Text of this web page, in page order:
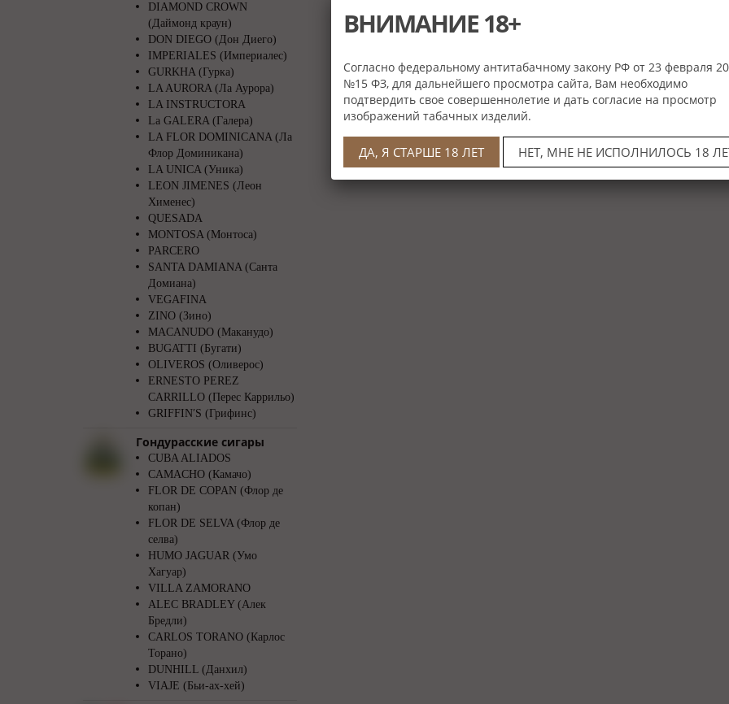
DIAMOND CROWN
(Даймонд краун)
DON DIEGO (Дон Диего)
IMPERIALES (Империалес)
GURKHA (Гурка)
LA AURORA (Ла Аурора)
LA INSTRUCTORA
La GALERA (Галера)
LA FLOR DOMINICANA (Ла
Флор Доминикана)
LA UNICA (Уника)
LEON JIMENES (Леон
Хименес)
QUESADA
MONTOSA (Монтоса)
PARCERO
SANTA DAMIANA (Санта
Домиана)
VEGAFINA
ZINO (Зино)
MACANUDO (Маканудо)
BUGATTI (Бугати)
OLIVEROS (Оливерос)
ERNESTO PEREZ
CARRILLO (Перес Каррильо)
GRIFFIN′S (Грифинс)
Гондурасские сигары
CUBA ALIADOS
CAMACHO (Камачо)
FLOR DE COPAN (Флор де
копан)
FLOR DE SELVA (Флор де
селва)
HUMO JAGUAR (Умо
Хагуар)
VILLA ZAMORANO
ALEC BRADLEY (Алек
Бредли)
CARLOS TORANO (Карлос
Торано)
DUNHILL (Данхил)
VIAJE (Бьи-ах-хей)
ВНИМАНИЕ 18+
Согласно федеральному антитабачному закону РФ от 23 февраля
№15 ФЗ, для дальнейшего просмотра сайта, Вам необходимо
подтвердить свое совершеннолетие и дать согласие на просмотр
изображений табачных изделий.
ДА, Я СТАРШЕ 18 ЛЕТ НЕТ, МНЕ НЕ ИСПОЛНИЛОСЬ 18